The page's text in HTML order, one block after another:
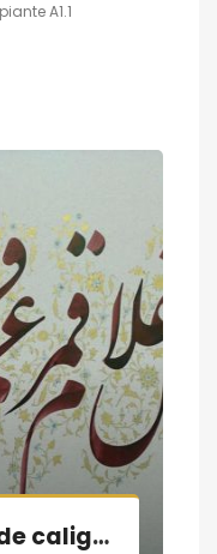
A1.1
Muestra práctica de caligrafía persa; la Noche de libros en Madrid